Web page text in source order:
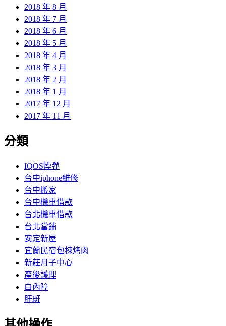
2018 年 8 月
2018 年 7 月
2018 年 6 月
2018 年 5 月
2018 年 4 月
2018 年 3 月
2018 年 2 月
2018 年 1 月
2017 年 12 月
2017 年 11 月
分類
IQOS煙彈
台中iphone維修
台中搬家
台中機車借款
台北機車借款
台北當鋪
安定新屋
宜蘭民宿包棟烤肉
新莊月子中心
產後護理
白內障
肝斑